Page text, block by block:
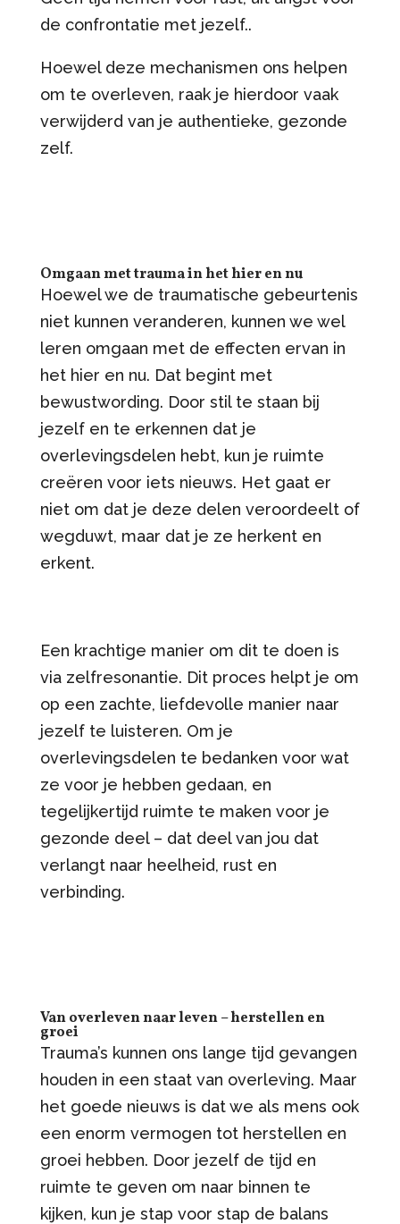
de confrontatie met jezelf..
Hoewel deze mechanismen ons helpen
om te overleven, raak je hierdoor vaak
verwijderd van je authentieke, gezonde
zelf.
Omgaan met trauma in het hier en nu
Hoewel we de traumatische gebeurtenis
niet kunnen veranderen, kunnen we wel
leren omgaan met de effecten ervan in
het hier en nu. Dat begint met
bewustwording. Door stil te staan bij
jezelf en te erkennen dat je
overlevingsdelen hebt, kun je ruimte
creëren voor iets nieuws. Het gaat er
niet om dat je deze delen veroordeelt of
wegduwt, maar dat je ze herkent en
erkent.
Een krachtige manier om dit te doen is
via zelfresonantie. Dit proces helpt je om
op een zachte, liefdevolle manier naar
jezelf te luisteren. Om je
overlevingsdelen te bedanken voor wat
ze voor je hebben gedaan, en
tegelijkertijd ruimte te maken voor je
gezonde deel – dat deel van jou dat
verlangt naar heelheid, rust en
verbinding.
Van overleven naar leven – herstellen en
groei
Trauma’s kunnen ons lange tijd gevangen
houden in een staat van overleving. Maar
het goede nieuws is dat we als mens ook
een enorm vermogen tot herstellen en
groei hebben. Door jezelf de tijd en
ruimte te geven om naar binnen te
kijken, kun je stap voor stap de balans